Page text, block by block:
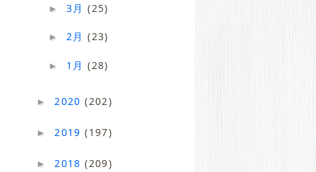
► 3月(25)
► 2月(23)
► 1月(28)
► 2020(202)
► 2019(197)
► 2018(209)